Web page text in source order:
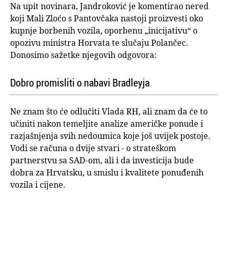
Na upit novinara, Jandroković je komentirao nered
koji Mali Zloćo s Pantovčaka nastoji proizvesti oko
kupnje borbenih vozila, oporbenu „inicijativu“ o
opozivu ministra Horvata te slučaju Polančec.
Donosimo sažetke njegovih odgovora:
Dobro promisliti o nabavi Bradleyja
Ne znam što će odlučiti Vlada RH, ali znam da će to
učiniti nakon temeljite analize američke ponude i
razjašnjenja svih nedoumica koje još uvijek postoje.
Vodi se računa o dvije stvari - o strateškom
partnerstvu sa SAD-om, ali i da investicija bude
dobra za Hrvatsku, u smislu i kvalitete ponuđenih
vozila i cijene.